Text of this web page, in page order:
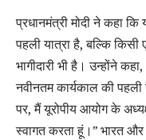
प्रधानमंत्री मोदी ने कहा
पहली यात्रा है, बल्कि
भागीदारी भी है। उन्होंने
नवीनतम कार्यकाल की
पर, मैं यूरोपीय आयोग के
स्वागत करता हूं।” भारत